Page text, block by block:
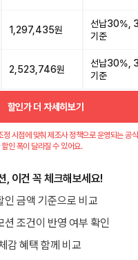
1,297,435원
선납30%,
기준
2,523,746원
선납30%,
기준
할인가 더 자세히보기
정 시점에 맞춰 제조사 정책으로 운영되는 공
인 폭이 달라질 수 있어요.
, 이건 꼭 체크해보세요!
인 금액 기준으로 비교
션 조건이 반영 여부 확인
감 혜택 함께 비교